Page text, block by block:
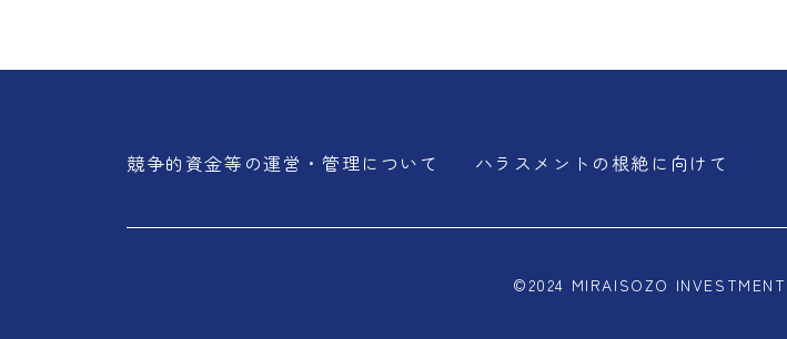
競争的資金等の運営・管理について ハラスメントの根絶に向けて
©2024 MIRAISOZO